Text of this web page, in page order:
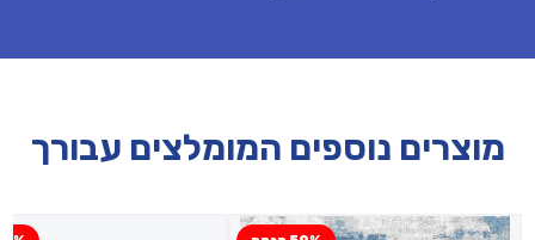
מוצרים נוספים המומלצים עבורך